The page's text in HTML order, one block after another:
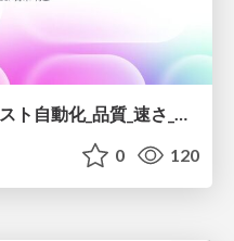
20260422-mablで変わるテスト自動化_品質_速さ_コストの三角形を崩す5つのアプローチ.pdf
0 120